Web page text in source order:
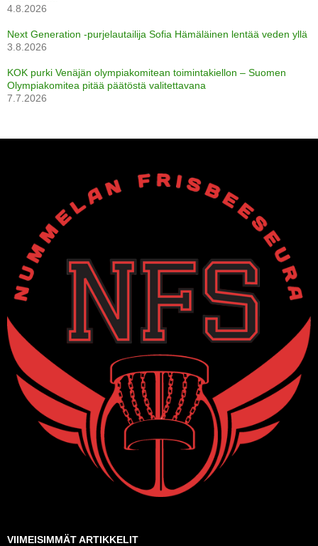
4.8.2026
Next Generation -purjelautailija Sofia Hämäläinen lentää veden yllä
3.8.2026
KOK purki Venäjän olympiakomitean toimintakiellon – Suomen
Olympiakomitea pitää päätöstä valitettavana
7.7.2026
VIIMEISIMMÄT ARTIKKELIT